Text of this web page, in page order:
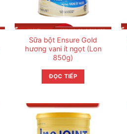
Sữa bột Ensure Gold
hương vani ít ngọt (Lon
850g)
ĐỌC TIẾP